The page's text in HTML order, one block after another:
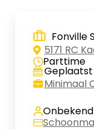
Fonville
5171 RC
Parttime
Geplaatst
Minimaal
Onbekend